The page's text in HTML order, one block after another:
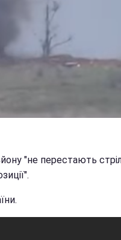
"не перестають